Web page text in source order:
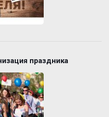
праздника